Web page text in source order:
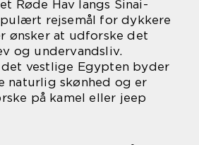
Røde Hav langs Sinai-
rejsemål for dykkere
ønsker at udforske det
og undervandsliv.
vestlige Egypten byder
naturlig skønhed og er
på kamel eller jeep